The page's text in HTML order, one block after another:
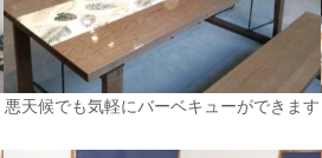
悪天候でも気軽にバーベキューができます